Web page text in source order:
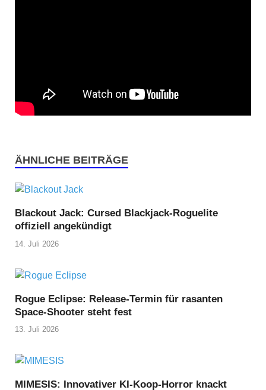
ÄHNLICHE BEITRÄGE
Blackout Jack: Cursed Blackjack-Roguelite
offiziell angekündigt
14. Juli 2026
Rogue Eclipse: Release-Termin für rasanten
Space-Shooter steht fest
13. Juli 2026
MIMESIS: Innovativer KI-Koop-Horror knackt